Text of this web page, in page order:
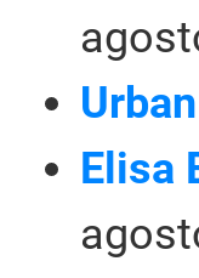
Elisa